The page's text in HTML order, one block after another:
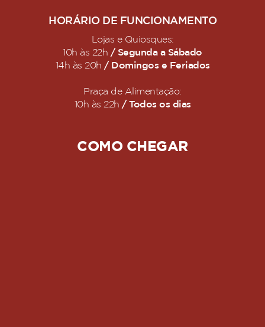
HORÁRIO DE FUNCIONAMENTO
Lojas e Quiosques:
10h às 22h / Segunda a Sábado
14h às 20h / Domingos e Feriados
Praça de Alimentação:
10h às 22h / Todos os dias
COMO CHEGAR